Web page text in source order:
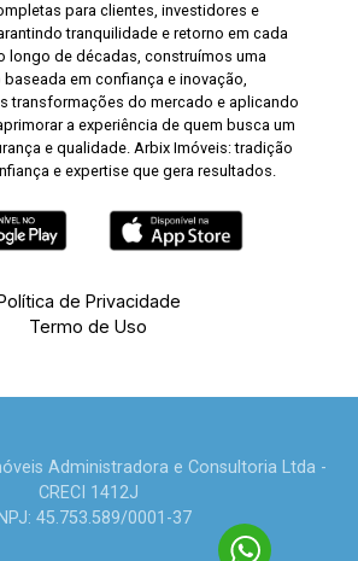
para clientes, investidores e
tranquilidade e retorno em cada
longo de décadas, construímos uma
em confiança e inovação,
transformações do mercado e aplicando
a experiência de quem busca um
e qualidade. Arbix Imóveis: tradição
e expertise que gera resultados.
de Privacidade
Termo de Uso
Administradora e Consultoria Ltda -
CRECI 1412J
45.753.589/0001-37